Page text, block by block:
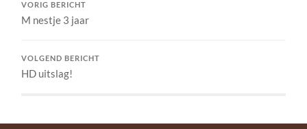
VORIG BERICHT
M nestje 3 jaar
VOLGEND BERICHT
HD uitslag!